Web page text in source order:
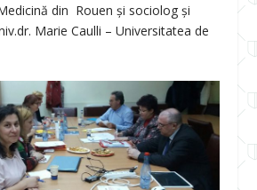
din Rouen și sociolog și
Marie Caulli – Universitatea de